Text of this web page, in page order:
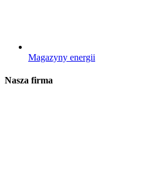
Magazyny energii
Nasza firma